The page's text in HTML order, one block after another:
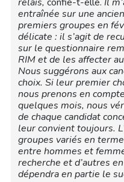
entraînée sur une
premiers groupes en
délicate : il s’agit de
sur le questionnaire
RIM et de les affecter
Nous suggérons aux
choix. Si leur premier
nous prenons en
quelques mois, nous
de chaque candidat
leur convient toujours.
groupes variés en
entre hommes et
recherche et d’autres
dépendra en partie le